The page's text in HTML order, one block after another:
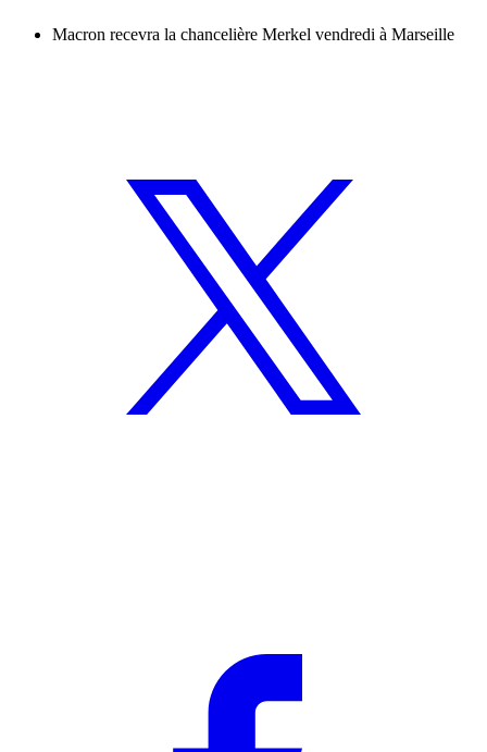
Macron recevra la chancelière Merkel vendredi à Marseille